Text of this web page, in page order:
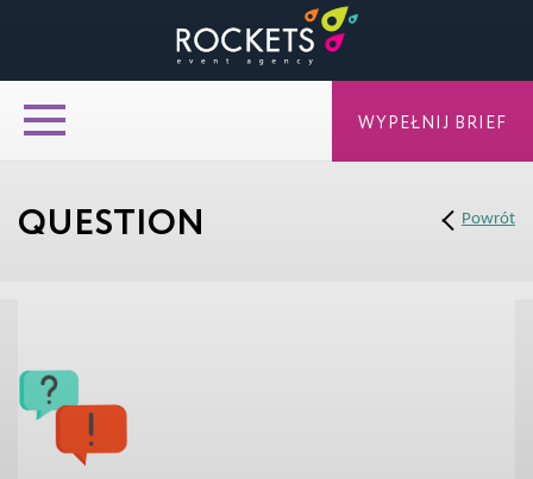
QUESTION Powrót
WYPEŁNIJ BRIEF